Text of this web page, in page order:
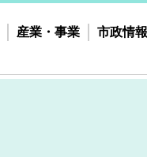
産業・事業 市政情報